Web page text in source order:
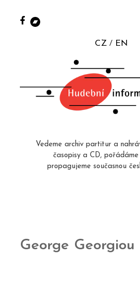
CZ EN
Vedeme archiv partitur a
časopisy a CD, pořádáme
propagujeme současnou
George Georgiou